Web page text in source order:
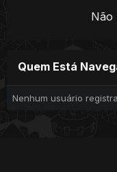
Não
Quem Está
Nenhum usuário